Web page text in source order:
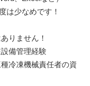
は少なめです！
りません！
備管理経験
冷凍機械責任者の資